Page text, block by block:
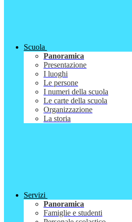
Scuola
Panoramica
Presentazione
I luoghi
Le persone
I numeri della scuola
Le carte della scuola
Organizzazione
La storia
Servizi
Panoramica
Famiglie e studenti